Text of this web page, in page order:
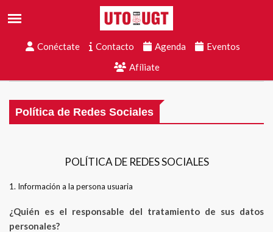
Conéctate Contacto Agenda
Eventos
Afíliate
Política de Redes Sociales
POLÍTICA DE REDES SOCIALES
1. Información a la persona usuaria
¿Quién es el responsable del tratamiento de sus datos
personales?